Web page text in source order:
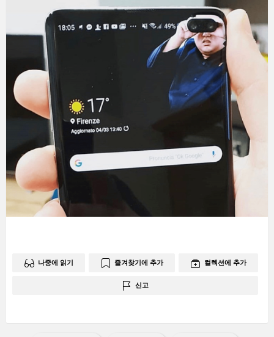
나중에 읽기 즐겨찾기에 추가 컬렉션에 추가
신고